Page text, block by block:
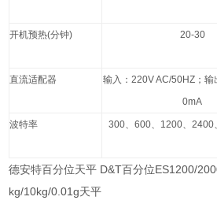
开机预热(分钟) 20-30
直流适配器 输入： 220V AC/50HZ；输
0mA
波特率 300、 600、 1200、 2400、
德安特百分位天平 D&T百分位ES1200/
kg/10kg/0.01g天平